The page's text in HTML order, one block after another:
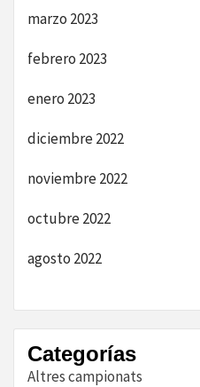
marzo 2023
febrero 2023
enero 2023
diciembre 2022
noviembre 2022
octubre 2022
agosto 2022
Categorías
Altres campionats